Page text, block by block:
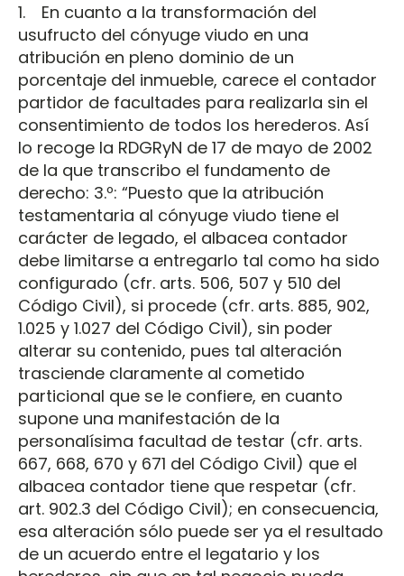
1. En cuanto a la transformación del
usufructo del cónyuge viudo en una
atribución en pleno dominio de un
porcentaje del inmueble, carece el contador
partidor de facultades para realizarla sin el
consentimiento de todos los herederos. Así
lo recoge la RDGRyN de 17 de mayo de 2002
de la que transcribo el fundamento de
derecho: 3.º: “Puesto que la atribución
testamentaria al cónyuge viudo tiene el
carácter de legado, el albacea contador
debe limitarse a entregarlo tal como ha sido
configurado (cfr. arts. 506, 507 y 510 del
Código Civil), si procede (cfr. arts. 885, 902,
1.025 y 1.027 del Código Civil), sin poder
alterar su contenido, pues tal alteración
trasciende claramente al cometido
particional que se le confiere, en cuanto
supone una manifestación de la
personalísima facultad de testar (cfr. arts.
667, 668, 670 y 671 del Código Civil) que el
albacea contador tiene que respetar (cfr.
art. 902.3 del Código Civil); en consecuencia,
esa alteración sólo puede ser ya el resultado
de un acuerdo entre el legatario y los